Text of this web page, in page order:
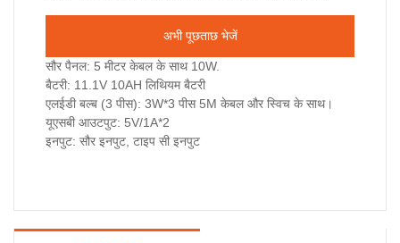
विस्तारित आउटडोर फिल्मांकन संभव हो जाता है।
की तुलना में, इसमें प्रदर्शन, गुणवत्ता, उपस्थिति आदि के मामले में
अतुलनीय उत्कृष्ट लाभ हैं, और बाजार में इसकी अच्छी प्रतिष्ठा है।
पाइन पिछले उत्पादों के दोषों का सारांश देता है, और उनमें लगातार
सुधार करता है। 120Wh मिनी सोलर लाइटिंग किट के विनिर्देशों
को आपकी आवश्यकताओं के अनुसार अनुकूलित किया जा सकता
है।
अभी पूछताछ भेजें
सौर पैनल: 5 मीटर केबल के साथ 10W.
बैटरी: 11.1V 10AH लिथियम बैटरी
एलईडी बल्ब (3 पीस): 3W*3 पीस 5M केबल और स्विच के साथ।
यूएसबी आउटपुट: 5V/1A*2
इनपुट: सौर इनपुट, टाइप सी इनपुट